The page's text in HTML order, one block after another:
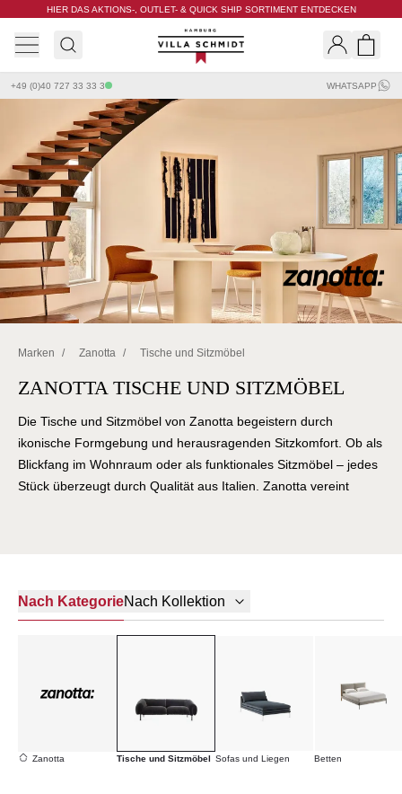
HIER DAS AKTIONS-, OUTLET- & QUICK SHIP SORTIMENT ENTDECKEN
Villa Schmidt
+49 (0)40 727 33 33 3 WHATSAPP
Marken / Zanotta / Tische und Sitzmöbel
ZANOTTA TISCHE UND SITZMÖBEL
Die Tische und Sitzmöbel von Zanotta begeistern durch
ikonische Formgebung und herausragenden Sitzkomfort. Ob als
Blickfang im Wohnraum oder als funktionales Sitzmöbel – jedes
Stück überzeugt durch Qualität aus Italien. Zanotta vereint
Nach KategorieNach Kollektion
Zanotta Tische und Sitzmöbel Sofas und Liegen Betten